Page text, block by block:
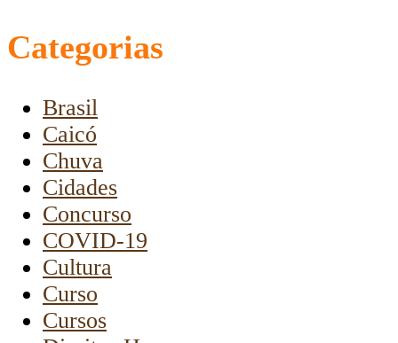
Categorias
Brasil
Caicó
Chuva
Cidades
Concurso
COVID-19
Cultura
Curso
Cursos